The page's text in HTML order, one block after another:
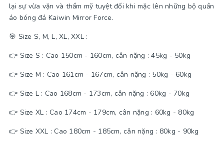
lại sự vừa vặn và thẩm mỹ tuyệt đối khi mặc lên những bộ quần
áo bóng đá Kaiwin Mirror Force.
🎯 Size S, M, L, XL, XXL :
👉 Size S : Cao 150cm - 160cm, cân nặng : 45kg - 50kg
👉 Size M : Cao 161cm - 167cm, cân nặng : 50kg - 60kg
👉 Size L : Cao 168cm - 173cm, cân nặng : 60kg - 70kg
👉 Size XL : Cao 174cm - 179cm, cân nặng : 60kg - 80kg
👉 Size XXL : Cao 180cm - 185cm, cân nặng : 80kg - 90kg